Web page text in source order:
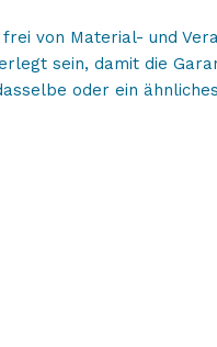
von Material- und
sein, damit die
oder ein